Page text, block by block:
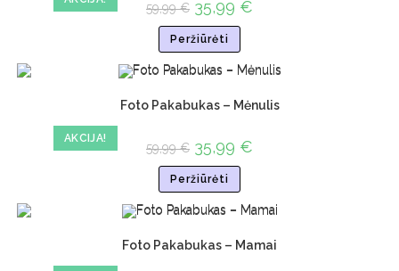
59,99€ 35,99 €
Peržiūrėti
AKCIJA!
Foto Pakabukas – Mėnulis
59,99€ 35,99 €
Peržiūrėti
Foto Pakabukas – Mamai